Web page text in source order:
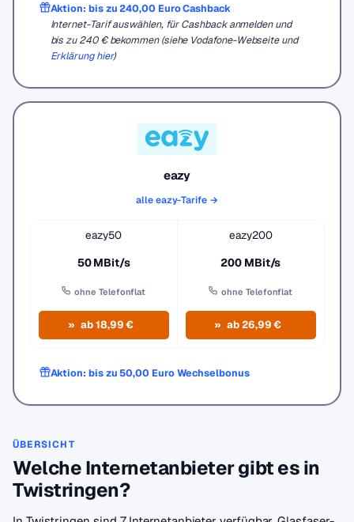
Aktion: bis zu 240,00 Euro Cashback
Internet-Tarif auswählen, für Cashback anmelden und
bis zu 240 € bekommen (siehe Vodafone-Webseite und
Erklärung hier)
eazy
alle eazy-Tarife →
eazy50
50 MBit/s
ohne Telefonflat
ab 18,99 €
eazy200
200 MBit/s
ohne Telefonflat
ab 26,99 €
Aktion: bis zu 50,00 Euro Wechselbonus
ÜBERSICHT
Welche Internetanbieter gibt es in
Twistringen?